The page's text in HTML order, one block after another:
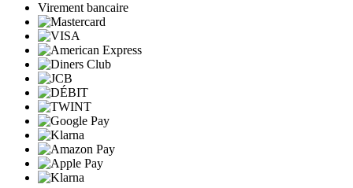
Virement bancaire